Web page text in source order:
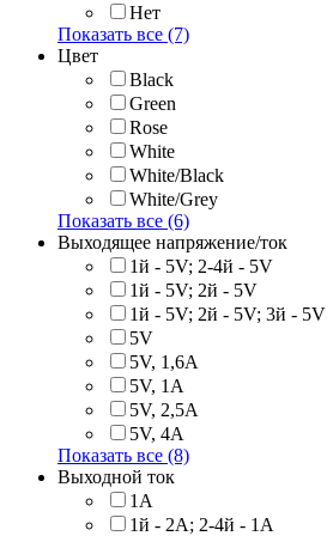
Нет
Показать все (7)
Цвет
Black
Green
Rose
White
White/Black
White/Grey
Показать все (6)
Выходящее напряжение/ток
1й - 5V; 2-4й - 5V
1й - 5V; 2й - 5V
1й - 5V; 2й - 5V; 3й - 5V
5V
5V, 1,6A
5V, 1A
5V, 2,5A
5V, 4A
Показать все (8)
Выходной ток
1A
1й - 2A; 2-4й - 1A